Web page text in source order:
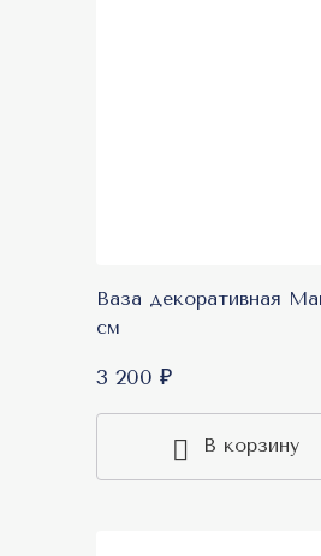
Ваза декоративная
см
3 200 ₽
В корзину